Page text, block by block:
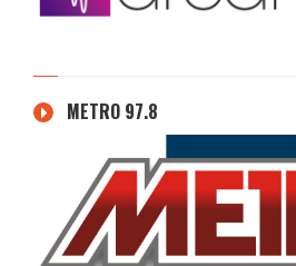
METRO 97.8